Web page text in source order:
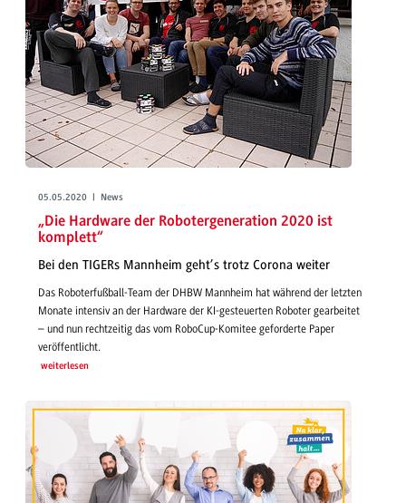
05.05.2020 | News
„Die Hardware der Robotergeneration 2020 ist
komplett“
Bei den TIGERs Mannheim geht’s trotz Corona weiter
Das Roboterfußball-Team der DHBW Mannheim hat während der letzten
Monate intensiv an der Hardware der KI-gesteuerten Roboter gearbeitet
– und nun rechtzeitig das vom RoboCup-Komitee geforderte Paper
veröffentlicht.
weiterlesen